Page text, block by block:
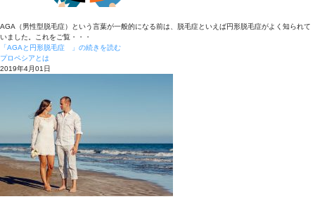
AGA（男性型脱毛症）という言葉が一般的になる前は、脱毛症といえば円形脱毛症がよく知られて
いました。これをご覧・・・
「AGAと円形脱毛症 」の続きを読む
プロペシアとは
2019年4月01日